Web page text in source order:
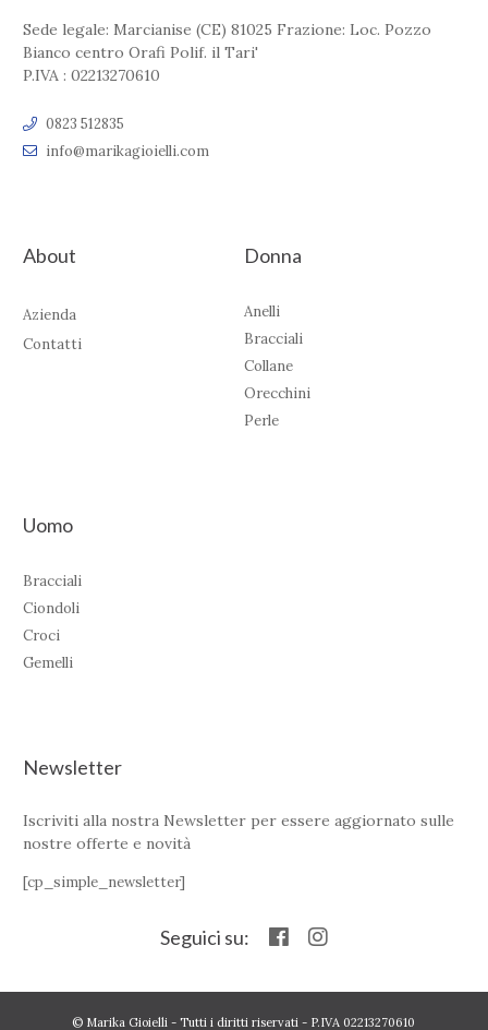
Sede legale: Marcianise (CE) 81025 Frazione: Loc. Pozzo
Bianco centro Orafi Polif. il Tari'
P.IVA : 02213270610
0823 512835
info@marikagioielli.com
About
Azienda
Contatti
Donna
Anelli
Bracciali
Collane
Orecchini
Perle
Uomo
Bracciali
Ciondoli
Croci
Gemelli
Newsletter
Iscriviti alla nostra Newsletter per essere aggiornato sulle
nostre offerte e novità
[cp_simple_newsletter]
Seguici su:
© Marika Gioielli - Tutti i diritti riservati - P.IVA 02213270610